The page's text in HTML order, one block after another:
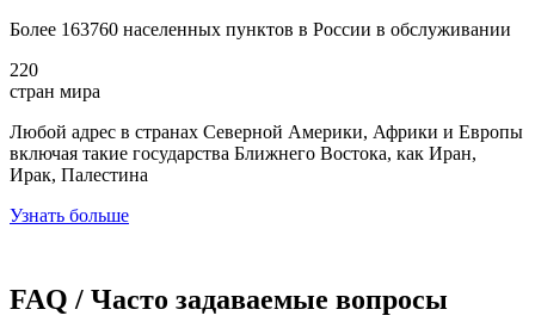
Более 163760 населенных пунктов в России в обслуживании
220
стран мира
Любой адрес в странах Северной Америки, Африки и Европы
включая такие государства Ближнего Востока, как Иран,
Ирак, Палестина
Узнать больше
FAQ / Часто задаваемые вопросы